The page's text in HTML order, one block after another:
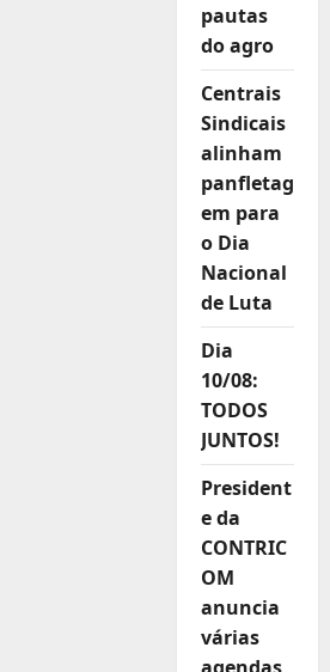
pautas
do agro
Centrais
Sindicais
alinham
panfletag
em para
o Dia
Nacional
de Luta
Dia
10/08:
TODOS
JUNTOS!
President
e da
CONTRIC
OM
anuncia
várias
agendas